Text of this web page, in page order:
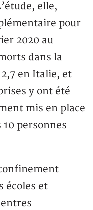
elle,
pour
2020 au
dans la
en Italie, et
y ont été
mis en place
10 personnes
écoles et